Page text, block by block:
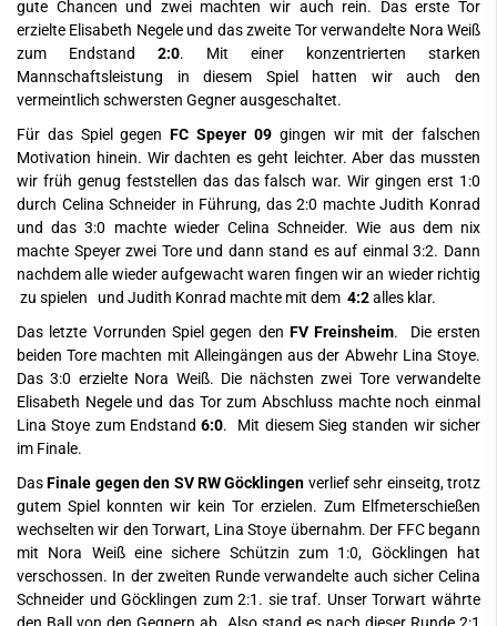
gute Chancen und zwei machten wir auch rein. Das erste Tor
erzielte Elisabeth Negele und das zweite Tor verwandelte Nora Weiß
zum Endstand 2:0. Mit einer konzentrierten starken
Mannschaftsleistung in diesem Spiel hatten wir auch den
vermeintlich schwersten Gegner ausgeschaltet.
Für das Spiel gegenFC Speyer 09gingen wir mit der falschen
Motivation hinein. Wir dachten es geht leichter. Aber das mussten
wir früh genug feststellen das das falsch war. Wir gingen erst 1:0
durch Celina Schneider in Führung, das 2:0 machte Judith Konrad
und das 3:0 machte wieder Celina Schneider. Wie aus dem nix
machte Speyer zwei Tore und dann stand es auf einmal 3:2. Dann
nachdem alle wieder aufgewacht waren fingen wir an wieder richtig
zu spielen und Judith Konrad machte mit dem 4:2alles klar.
Das letzte Vorrunden Spiel gegen den FV Freinsheim. Die ersten
beiden Tore machten mit Alleingängen aus der Abwehr Lina Stoye.
Das 3:0 erzielte Nora Weiß. Die nächsten zwei Tore verwandelte
Elisabeth Negele und das Tor zum Abschluss machte noch einmal
Lina Stoye zum Endstand6:0. Mit diesem Sieg standen wir sicher
im Finale.
DasFinale gegen den SV RW Göcklingen verlief sehr einseitg, trotz
gutem Spiel konnten wir kein Tor erzielen. Zum Elfmeterschießen
wechselten wir den Torwart, Lina Stoye übernahm. Der FFC begann
mit Nora Weiß eine sichere Schützin zum 1:0, Göcklingen hat
verschossen. In der zweiten Runde verwandelte auch sicher Celina
Schneider und Göcklingen zum 2:1. sie traf. Unser Torwart währte